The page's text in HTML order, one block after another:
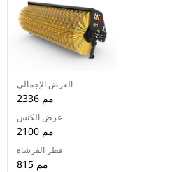
العرض الإجمالي
2336 مم
عرض الكنس
2100 مم
قطر الفرشاة
815 مم